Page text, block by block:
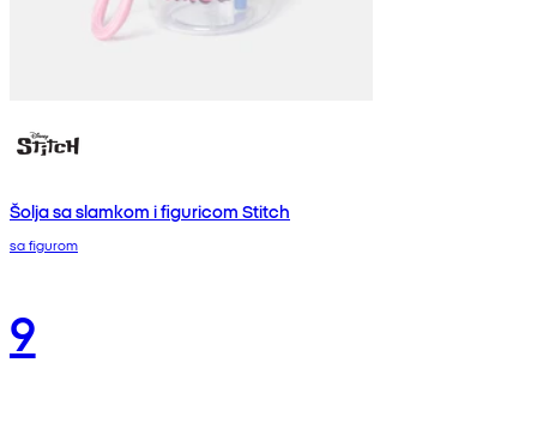
Šolja sa slamkom i figuricom Stitch
sa figurom
9